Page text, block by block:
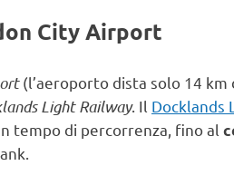
City Airport
(l’aeroporto dista solo 14
Light Railway. Il Docklands
tempo di percorrenza, fino al